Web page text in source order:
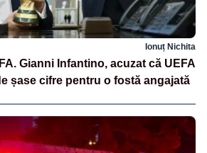
Ionuț Nichita
Gianni Infantino, acuzat că UEFA
șase cifre pentru o fostă angajată